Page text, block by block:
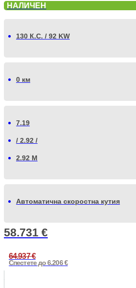
НАЛИЧЕН
130 К.С. / 92 KW
0 км
7.19
/ 2.92 /
2.92 М
Автоматична скоростна кутия
58.731 €
64.937€
Спестете до 6.206 €